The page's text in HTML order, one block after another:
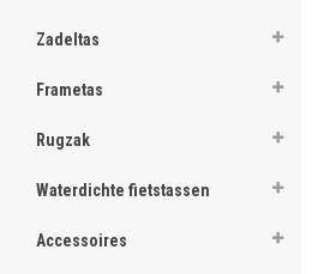
Zadeltas
Frametas
Rugzak
Waterdichte fietstassen
Accessoires